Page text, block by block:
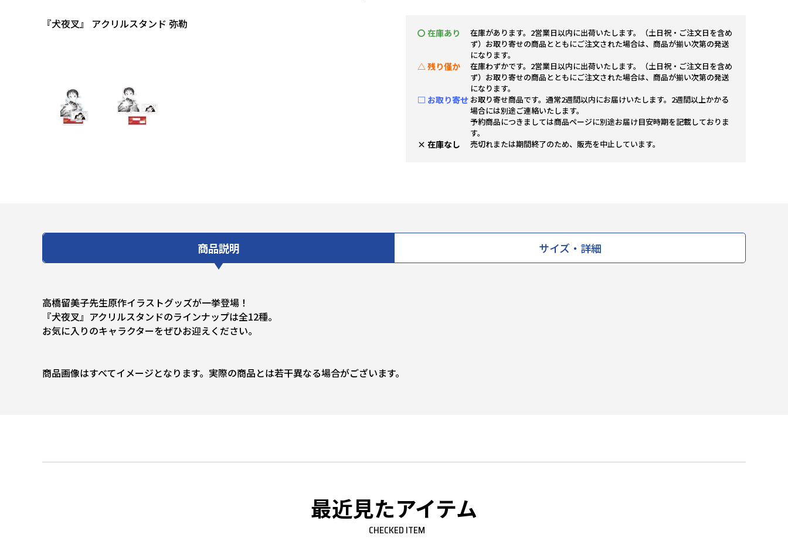
『犬夜叉』 アクリルスタンド 弥勒
〇 在庫あり
在庫があります。2営業日以内に出荷いたします。（土日祝・ご注文日を含め
ず）お取り寄せの商品とともにご注文された場合は、商品が揃い次第の発送
になります。
△ 残り僅か
在庫わずかです。2営業日以内に出荷いたします。（土日祝・ご注文日を含め
ず）お取り寄せの商品とともにご注文された場合は、商品が揃い次第の発送
になります。
□ お取り寄せ お取り寄せ商品です。通常2週間以内にお届けいたします。2週間以上かかる
場合には別途ご連絡いたします。
予約商品につきましては商品ページに別途お届け目安時期を記載しておりま
す。
× 在庫なし 売切れまたは期間終了のため、販売を中止しています。
商品説明 サイズ・詳細
高橋留美子先生原作イラストグッズが一挙登場！
『犬夜叉』アクリルスタンドのラインナップは全12種。
お気に入りのキャラクターをぜひお迎えください。
商品画像はすべてイメージとなります。実際の商品とは若干異なる場合がございます。
最近見たアイテム
CHECKED ITEM